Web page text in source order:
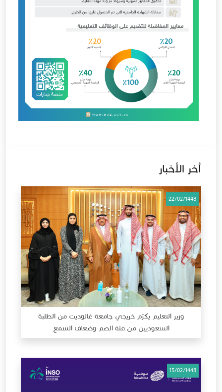
أخر الأخبار
22/02/1448
وزير التعليم يكرّم خريجي جامعة غالوديت من الطلبة
السعوديين من فئة الصم وضعاف السمع
15/02/1448